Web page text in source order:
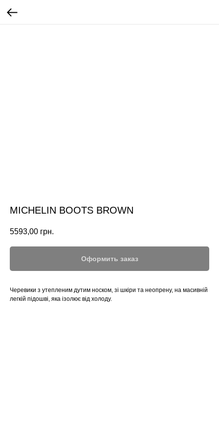
MICHELIN BOOTS BROWN
5593,00 грн.
Оформить заказ
Черевики з утепленим дутим носком, зі шкіри та неопрену, на масивній
легкій підошві, яка ізолює від холоду.